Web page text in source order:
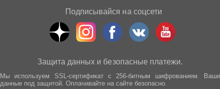
Подписывайся на соцсети
Защита данных и безопасные платежи.
Мы используем SSL-сертификат с 256-битным шифрованием. Ваши
данные под защитой. Оплачивайте на сайте безопасно.